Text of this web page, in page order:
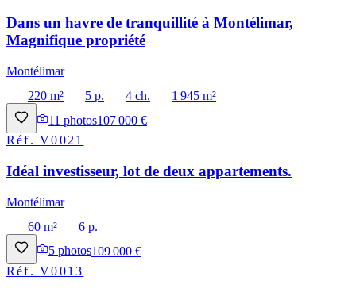
Dans un havre de tranquillité à Montélimar,
Magnifique propriété
Montélimar
220 m²
5 p. 4 ch.
1 945 m²
11 photos107 000 €
Réf.V0021
Idéal investisseur, lot de deux appartements.
Montélimar
60 m²
6 p.
5 photos109 000 €
Réf.V0013